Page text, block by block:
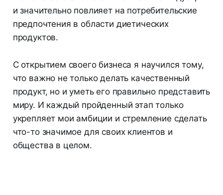
и значительно повлияет на потребительские
предпочтения в области диетических
продуктов.
С открытием своего бизнеса я научился тому,
что важно не только делать качественный
продукт, но и уметь его правильно представить
миру. И каждый пройденный этап только
укрепляет мои амбиции и стремление сделать
что-то значимое для своих клиентов и
общества в целом.